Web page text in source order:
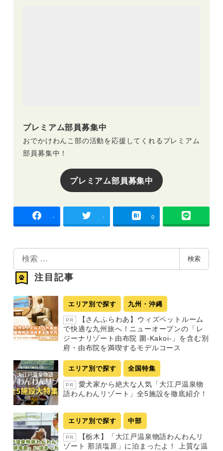
プレミアム部員募集中
おでかけわんこ部の活動を応援してくれるプレミアム
部員募集中！
プレミアム部員募集中
- - 0
検
索
検索
注目記事
エリア別で探す 九州・沖縄
PR
【さんふらわあ】ウィズペットルーム
で快適な九州旅へ！ニューオープンの「レ
ジーナリゾート由布院 圍-Kakoi-」を含む別
府・由布院を満喫するモデルコース
エリア別で探す 全国特集
PR
愛犬家から絶大な人気「大江戸温泉物
語わんわんリゾート」全5施設を徹底紹介！
エリア別で探す 中部
PR
【栃木】「大江戸温泉物語わんわんリ
ゾート 那須塩原」に泊まったよ！ 上質な温